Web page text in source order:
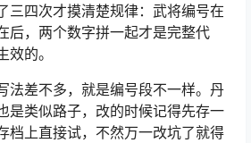
三四次才摸清楚规律：武将编号在
后，两个数字拼一起才是完整代
的。
法差不多，就是编号段不一样。丹
是类似路子，改的时候记得先存一
档上直接试，不然万一改坑了就得